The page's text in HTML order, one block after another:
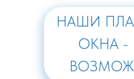
НАШИ
ОКНА -